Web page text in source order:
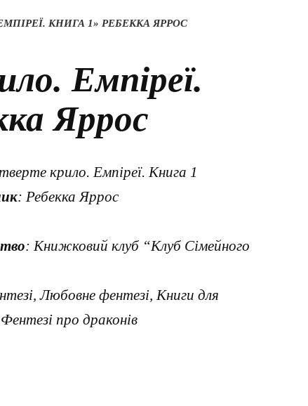
КНИГА 1» РЕБЕККА ЯРРОС
Емпіреї.
Яррос
крило. Емпіреї. Книга 1
: Ребекка Яррос
: Книжковий клуб “Клуб Сімейного
Любовне фентезі, Книги для
Фентезі про драконів